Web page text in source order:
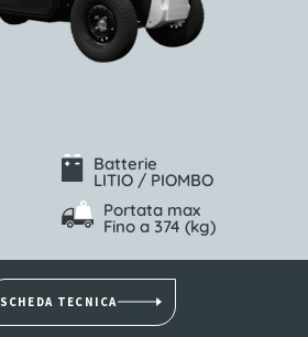
Batterie
LITIO / PIOMBO
Portata max
Fino a 374 (kg)
SCHEDA TECNICA